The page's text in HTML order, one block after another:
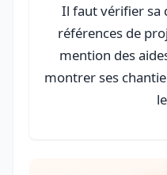
Il faut vérifier sa
références de
mention des
montrer ses